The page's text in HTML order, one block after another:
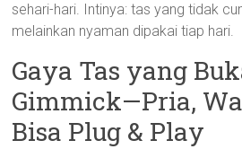
sehari-hari. Intinya: tas yang tidak
melainkan nyaman dipakai tiap hari.
Gaya Tas yang
Gimmick—Pria,
Bisa Plug & Play